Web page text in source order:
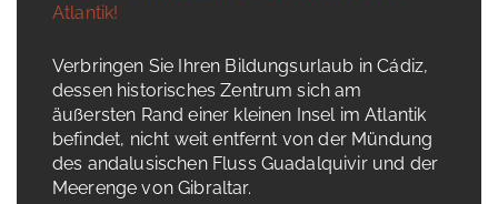
Atlantik!
Verbringen Sie Ihren Bildungsurlaub in Cádiz,
dessen historisches Zentrum sich am
äußersten Rand einer kleinen Insel im Atlantik
befindet, nicht weit entfernt von der Mündung
des andalusischen Fluss Guadalquivir und der
Meerenge von Gibraltar.